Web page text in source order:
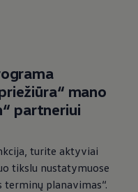
„Discover
to, jums reikės
vardą ir
vartai į
mano
“ partneriui
turite aktyviai
tikslu nustatymuose
planavimas“.